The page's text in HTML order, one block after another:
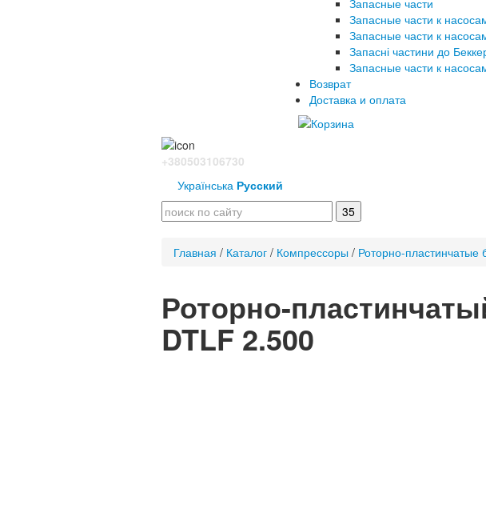
Запасные части
Запасные части к
Запасные части к
Запасні частини до
Запасные части к
Возврат
Доставка и оплата
+380503106730
Українська Русский
Главная / Каталог / Компрессоры / Роторно-пластинчатые
Роторно-
DTLF 2.500